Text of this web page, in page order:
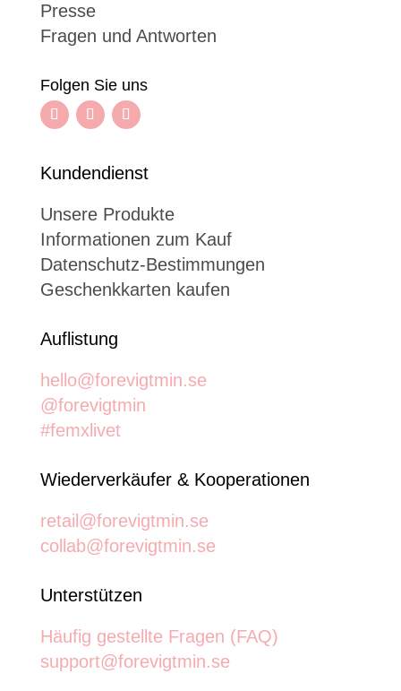
Presse
Fragen und Antworten
Folgen Sie uns
Kundendienst
Unsere Produkte
Informationen zum Kauf
Datenschutz-Bestimmungen
Geschenkkarten kaufen
Auflistung
hello@forevigtmin.se
@forevigtmin
#femxlivet
Wiederverkäufer & Kooperationen
retail@forevigtmin.se
collab@forevigtmin.se
Unterstützen
Häufig gestellte Fragen (FAQ)
support@forevigtmin.se